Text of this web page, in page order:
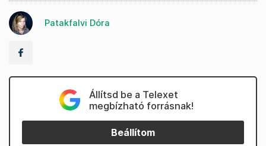
Patakfalvi Dóra
Állítsd be a Telexet
megbízható forrásnak!
Beállítom